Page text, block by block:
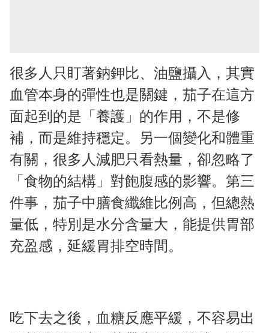
很多人只盯著鈉鉀比、油鹽攝入，其實
血管本身的彈性也是關鍵，茄子在這方
面起到的是「養護」的作用，不是修
補，而是維持穩定。另一個變化和體重
有關，很多人減肥只看熱量，卻忽略了
「食物的結構」對飽腹感的影響。第三
件事，茄子中膳食纖維比例高，但總熱
量低，特別是水分含量大，能提供胃部
充盈感，延緩胃排空時間。
吃下去之後，血糖反應平緩，不容易出